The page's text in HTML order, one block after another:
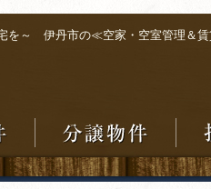
を～ 伊丹市の≪空家・空室管理＆